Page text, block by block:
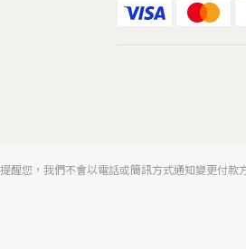
提醒您，我們不會以電話或簡訊方式通知變更付款